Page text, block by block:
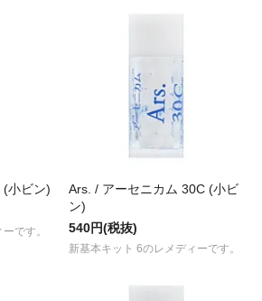
小ビン)
です。
Ars. / アーセニカム 30C (小ビ
ン)
540円(税抜)
新基本キット 6のレメディーです。